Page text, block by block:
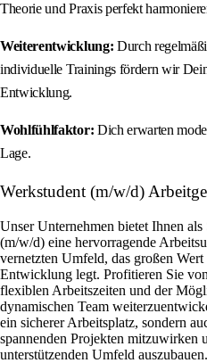
Theorie und Praxis perfekt
Weiterentwicklung: Durch
individuelle Trainings fördern wir
Entwicklung.
Wohlfühlfaktor: Dich erwarten
Lage.
Werkstudent (m/w/d)
Unser Unternehmen bietet Ihnen
(m/w/d) eine hervorragende
vernetzten Umfeld, das großen
Entwicklung legt. Profitieren Sie
flexiblen Arbeitszeiten und der
dynamischen Team
ein sicherer Arbeitsplatz, sondern
spannenden Projekten mitzuwirken
unterstützenden Umfeld auszubauen.